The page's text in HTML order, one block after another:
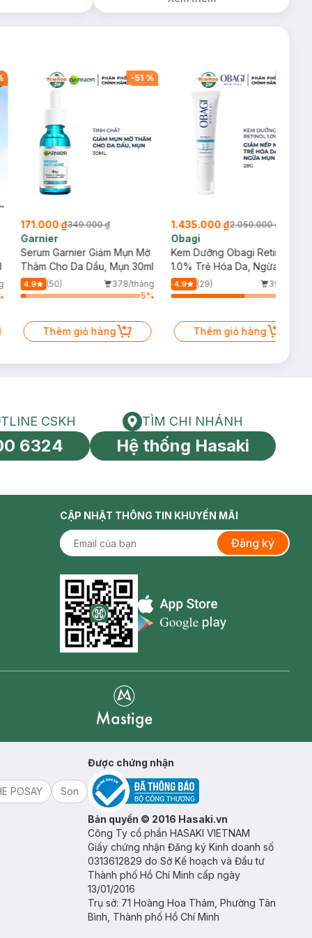
1.5g (SL có hạn)
-51 %
171.000 ₫349.000 ₫
Garnier
Serum Garnier Giảm Mụn Mờ
Thâm Cho Da Dầu, Mụn 30ml
4.9 (50)
378/tháng
5%
Thêm giỏ hàng
1.435.000 ₫2.050.000 ₫
Obagi
Kem Dưỡng Obagi Retinol
1.0% Trẻ Hóa Da, Ngừa Mụn
28g
4.9 (29)
39/tháng
Thêm giỏ hàng
toàn cầu
HOTLINE CSKH
CSKH
6324
Tìm chi nhánh
TÌM CHI NHÁNH
Hệ thống Hasaki
CẬP NHẬT THÔNG TIN KHUYẾN MÃI
Đăng ký
Appstore icon
POSAY
Son
Được chứng nhận
Bản quyền © 2016 Hasaki.vn
Công Ty cổ phần HASAKI VIETNAM
Giấy chứng nhận Đăng ký Kinh doanh số
0313612829 do Sở Kế hoạch và Đầu tư
Thành phố Hồ Chí Minh cấp ngày
13/01/2016
Trụ sở: 71 Hoàng Hoa Thám, Phường Tân
Bình, Thành phố Hồ Chí Minh